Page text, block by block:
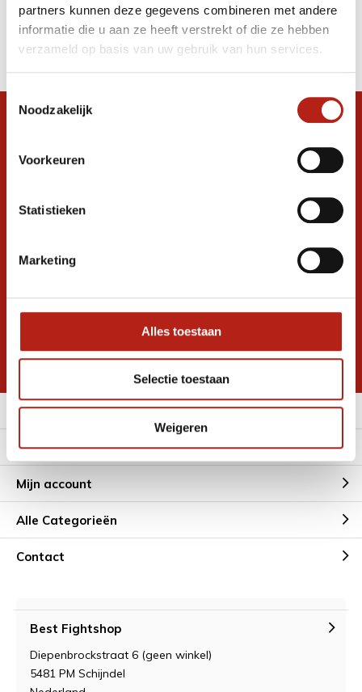
partners kunnen deze gegevens combineren met andere
informatie die u aan ze heeft verstrekt of die ze hebben
verzameld op basis van uw gebruik van hun services.
Toestemmingsselectie
Noodzakelijk
Voorkeuren
Statistieken
Marketing
Alles toestaan
Selectie toestaan
Weigeren
Producten
Filter
Stel je vraag in de chat, en we helpen je
graag verder. 24/7
Volg ons
promoties
* Lees hier de wettelijke beperkingen
Meer informatie
Klantenservice
Mijn account
Alle Categorieën
Contact
Best Fightshop
Diepenbrockstraat 6 (geen winkel)
5481 PM Schijndel